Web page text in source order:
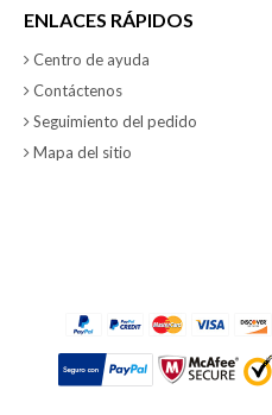
ENLACES RÁPIDOS
Centro de ayuda
Contáctenos
Seguimiento del pedido
Mapa del sitio